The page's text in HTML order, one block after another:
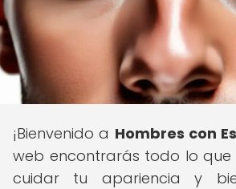
¡Bienvenido a Hombres con
web encontrarás todo lo que
cuidar tu apariencia y